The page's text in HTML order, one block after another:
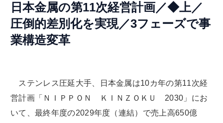
日本金属の第11次経営計画／◆上／
圧倒的差別化を実現／3フェーズで事
業構造変革
ステンレス圧延大手、日本金属は10カ年の第11次経
営計画「ＮＩＰＰＯＮ ＫＩＮＺＯＫＵ 2030」にお
いて、最終年度の2029年度（連結）で売上高650億